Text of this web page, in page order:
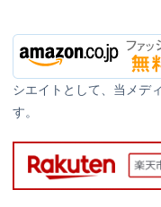
シエイトとして、当メデ
す。